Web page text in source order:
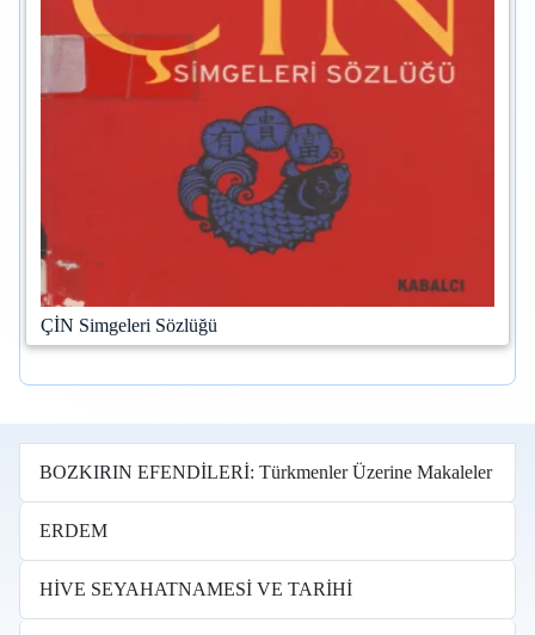
ÇİN Simgeleri Sözlüğü
BOZKIRIN EFENDİLERİ: Türkmenler Üzerine Makaleler
ERDEM
HİVE SEYAHATNAMESİ VE TARİHİ